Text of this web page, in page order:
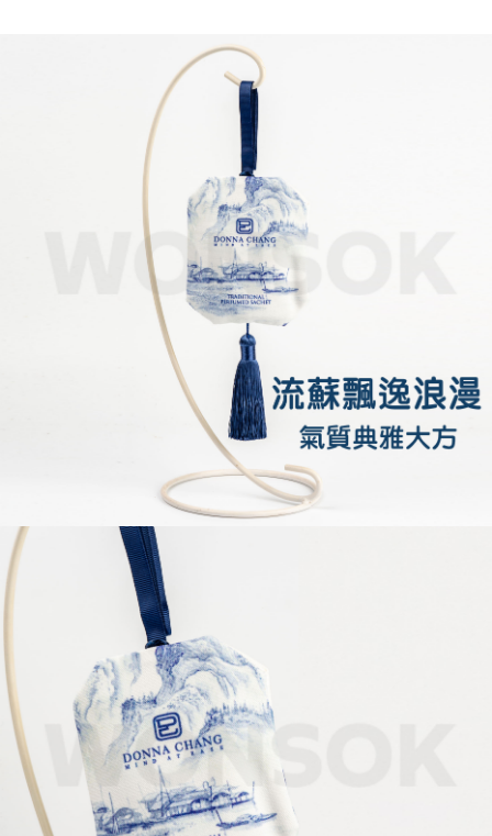
※ 請注意：結帳手續完成當下不需立刻繳費，但若您需要取消訂單，請聯絡
購買商品的店家。未經商家同意取消之訂單仍視為有效，需透過AFTEE先享
※ 交易是否成功請以「AFTEE先享後付 」之結帳頁面顯示為準，若有關於
是否繳費成功／繳費後需取消欲退款等相關疑問，請聯繫「AFTEE先享後付
https://netprotections.freshdesk.com/support/home
１．透過由恩沛科技股份有限公司提供之「AFTEE先享後付」服務完成之交
易，需依本服務之必要範圍內提供個人資料，並將交易相關給付款項請求債
權轉讓予恩沛科技股份有限公司。
２．關於個人資料處理事宜，請瀏覽以下網址：
https://aftee.tw/terms/#terms3
３．未成年的使用者請事先徵得法定代理人或監護人之同意方可使用
「AFTEE先享後付」，若未經同意申辦者引起之損失，本公司不負相關責
４．使用「AFTEE先享後付」時，將依據個別帳號之用戶狀況，依本公司即
時審查核予不同之上限額度；若仍有額度不足之情形，本公司將視審查結果
５．嚴禁一人註冊多個帳號或使用他人資訊註冊。若發現惡意使用之情形，
恩沛科技股份有限公司將有權停止該用戶之使用額度並採取法律行動。
每筆NT$100，滿NT$588(含以上)免運費